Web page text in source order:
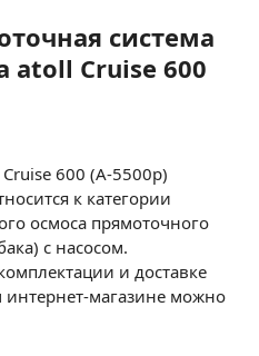
система
atoll Cruise 600
600 (A-5500p)
к категории
осмоса прямоточного
с насосом.
и доставке
магазине можно